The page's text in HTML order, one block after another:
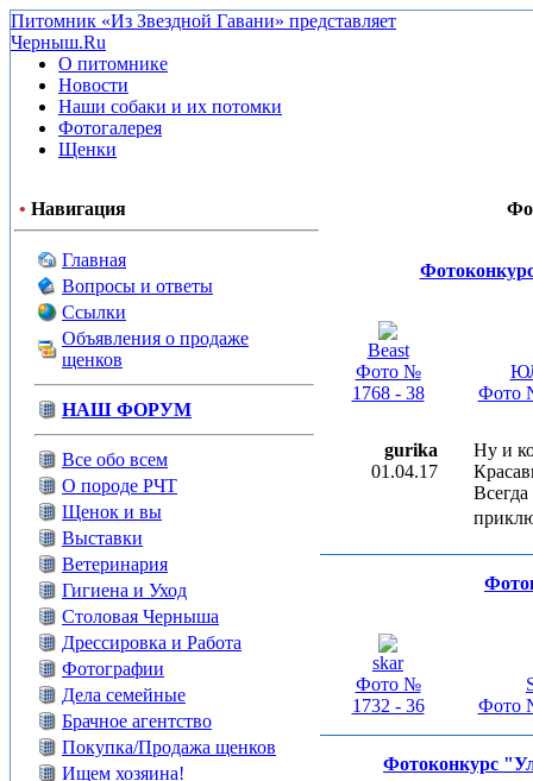
Питомник «Из Звездной Гавани» представляет
Черныш.Ru
О питомнике
Новости
Наши собаки и их потомки
Фотогалерея
Щенки
• Навигация
Главная
Вопросы и ответы
Ссылки
Объявления о продаже
щенков
НАШ ФОРУМ
Все обо всем
О породе РЧТ
Щенок и вы
Выставки
Ветеринария
Гигиена и Уход
Столовая Черныша
Дрессировка и Работа
Фотографии
Дела семейные
Брачное агентство
Покупка/Продажа щенков
Ищем хозяина!
Beast
Фото №
1768 - 38
Фото
gurika
01.04.17
Ну и
skar
Фото №
1732 - 36
Фото
Фотоконкурс